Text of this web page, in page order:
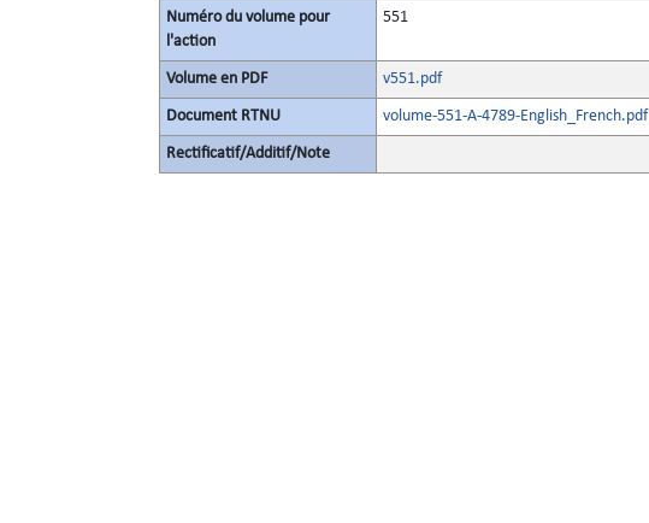
Numéro du volume pour
l'action
551
Volume en PDF v551.pdf
Document RTNU volume-551-A-4789-English_French.pdf
Rectificatif/Additif/Note